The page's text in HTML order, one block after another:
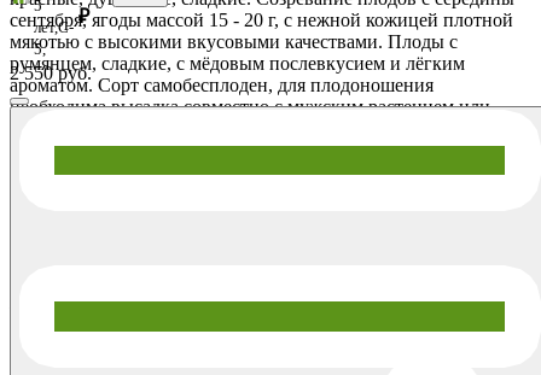
5
лет,C-
5,
₽
2 550 руб.
сентября, ягоды массой 15 - 20 г, с нежной кожицей плотной
мякотью с высокими вкусовыми качествами. Плоды с
румянцем, сладкие, с мёдовым послевкусием и лёгким
ароматом. Сорт самобесплоден, для плодоношения
необходима высадка совместно с мужским растением или
защищенном месте, умеренно влажной плодородной почве.
Отличается высокой устойчивостью ко многим заболеваниям
женских разновидностей актинидий. При правильном уходе